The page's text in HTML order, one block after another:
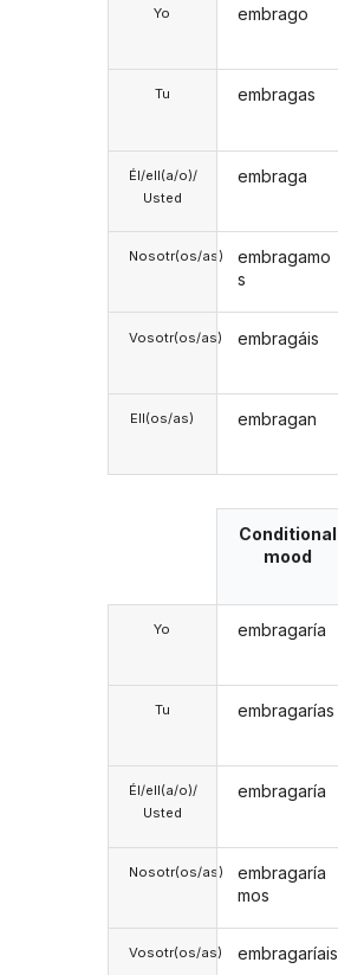
Yo
Tu
Él/ell(a/o)/
Usted
Nosotr(os/as)
Vosotr(os/as)
Ell(os/as)
embrago
embragas
embraga
embragamo
s
embragáis
embragan
Yo
Tu
Él/ell(a/o)/
Usted
Nosotr(os/as)
Vosotr(os/as)
Conditional
mood
embragaría
embragarías
embragaría
embragaría
mos
embragaríais